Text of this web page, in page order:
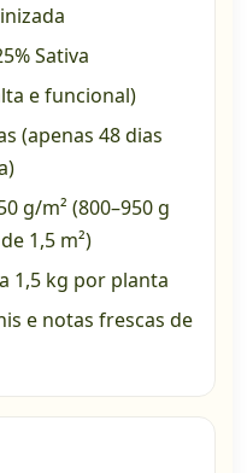
Sativa
e funcional)
(apenas 48 dias
g/m² (800–950 g
1,5 m²)
1,5 kg por planta
e notas frescas de